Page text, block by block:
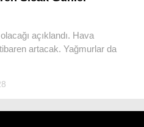
açıklandı. Hava
artacak. Yağmurlar da